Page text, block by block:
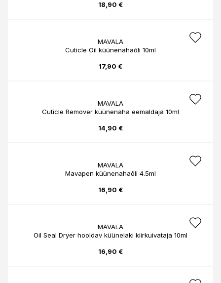
18,90 €
MAVALA
Cuticle Oil küünenahaõli 10ml
17,90 €
MAVALA
Cuticle Remover küünenaha eemaldaja 10ml
14,90 €
MAVALA
Mavapen küünenahaõli 4.5ml
16,90 €
MAVALA
Oil Seal Dryer hooldav küünelaki kiirkuivataja 10ml
16,90 €